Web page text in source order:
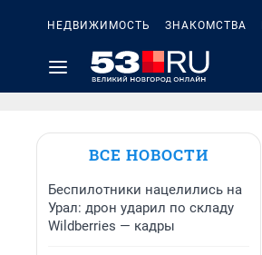
НЕДВИЖИМОСТЬ ЗНАКОМСТВА
ВСЕ НОВОСТИ
Беспилотники нацелились на
Урал: дрон ударил по складу
Wildberries — кадры